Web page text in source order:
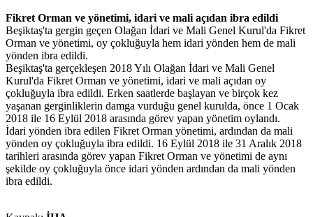
Fikret Orman ve yönetimi, idari ve mali açıdan ibra edildi
Beşiktaş'ta gergin geçen Olağan İdari ve Mali Genel Kurul'da Fikret
Orman ve yönetimi, oy çokluğuyla hem idari yönden hem de mali
yönden ibra edildi.
Beşiktaş'ta gerçekleşen 2018 Yılı Olağan İdari ve Mali Genel
Kurul'da Fikret Orman ve yönetimi, idari ve mali açıdan oy
çokluğuyla ibra edildi. Erken saatlerde başlayan ve birçok kez
yaşanan gerginliklerin damga vurduğu genel kurulda, önce 1 Ocak
2018 ile 16 Eylül 2018 arasında görev yapan yönetim oylandı.
İdari yönden ibra edilen Fikret Orman yönetimi, ardından da mali
yönden oy çokluğuyla ibra edildi. 16 Eylül 2018 ile 31 Aralık 2018
tarihleri arasında görev yapan Fikret Orman ve yönetimi de aynı
şekilde oy çokluğuyla önce idari yönden ardından da mali yönden
ibra edildi.